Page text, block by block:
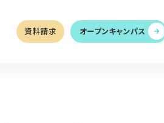
資料請求 オープンキャンパス